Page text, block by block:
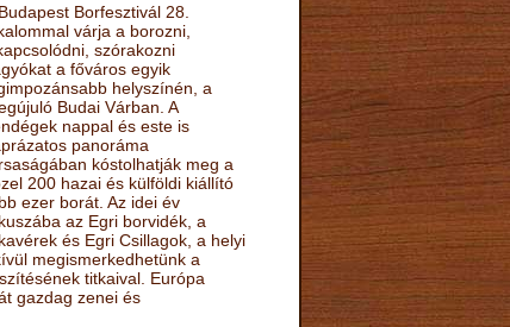
Borfesztivál 28.
várja a borozni,
szórakozni
a főváros egyik
helyszínén, a
Budai Várban. A
nappal és este is
panoráma
kóstolhatják meg a
200 hazai és külföldi kiállító
ezer borát. Az idei év
az Egri borvidék, a
és Egri Csillagok, a helyi
megismerkedhetünk a
titkaival. Európa
gazdag zenei és